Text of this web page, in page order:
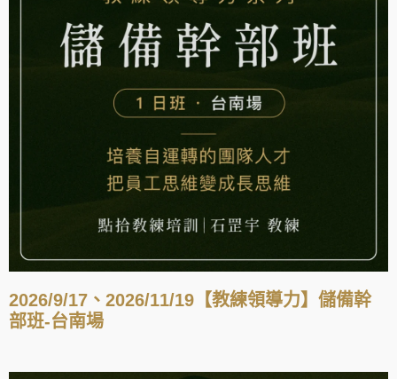
2026/9/17、2026/11/19【教練領導力】儲備幹
部班-台南場